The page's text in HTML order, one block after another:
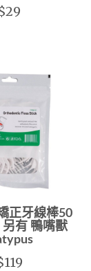
正牙線棒50
有 鴨嘴獸